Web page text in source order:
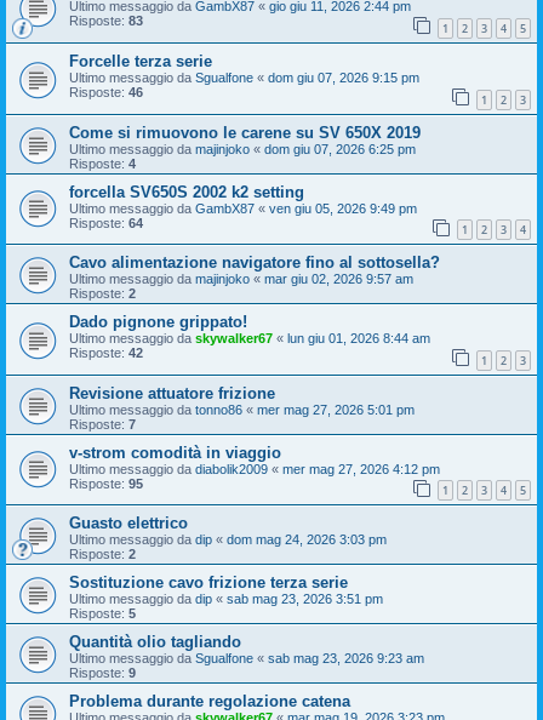
Ultimo messaggio da GambX87 « gio giu 11, 2026 2:44 pm
Risposte: 83 1 2 3 4 5
Forcelle terza serie
Ultimo messaggio da Sgualfone « dom giu 07, 2026 9:15 pm
Risposte: 46 1 2 3
Come si rimuovono le carene su SV 650X 2019
Ultimo messaggio da majinjoko « dom giu 07, 2026 6:25 pm
Risposte: 4
forcella SV650S 2002 k2 setting
Ultimo messaggio da GambX87 « ven giu 05, 2026 9:49 pm
Risposte: 64 1 2 3 4
Cavo alimentazione navigatore fino al sottosella?
Ultimo messaggio da majinjoko « mar giu 02, 2026 9:57 am
Risposte: 2
Dado pignone grippato!
Ultimo messaggio da skywalker67 « lun giu 01, 2026 8:44 am
Risposte: 42 1 2 3
Revisione attuatore frizione
Ultimo messaggio da tonno86 « mer mag 27, 2026 5:01 pm
Risposte: 7
v-strom comodità in viaggio
Ultimo messaggio da diabolik2009 « mer mag 27, 2026 4:12 pm
Risposte: 95 1 2 3 4 5
Guasto elettrico
Ultimo messaggio da dip « dom mag 24, 2026 3:03 pm
Risposte: 2
Sostituzione cavo frizione terza serie
Ultimo messaggio da dip « sab mag 23, 2026 3:51 pm
Risposte: 5
Quantità olio tagliando
Ultimo messaggio da Sgualfone « sab mag 23, 2026 9:23 am
Risposte: 9
Problema durante regolazione catena